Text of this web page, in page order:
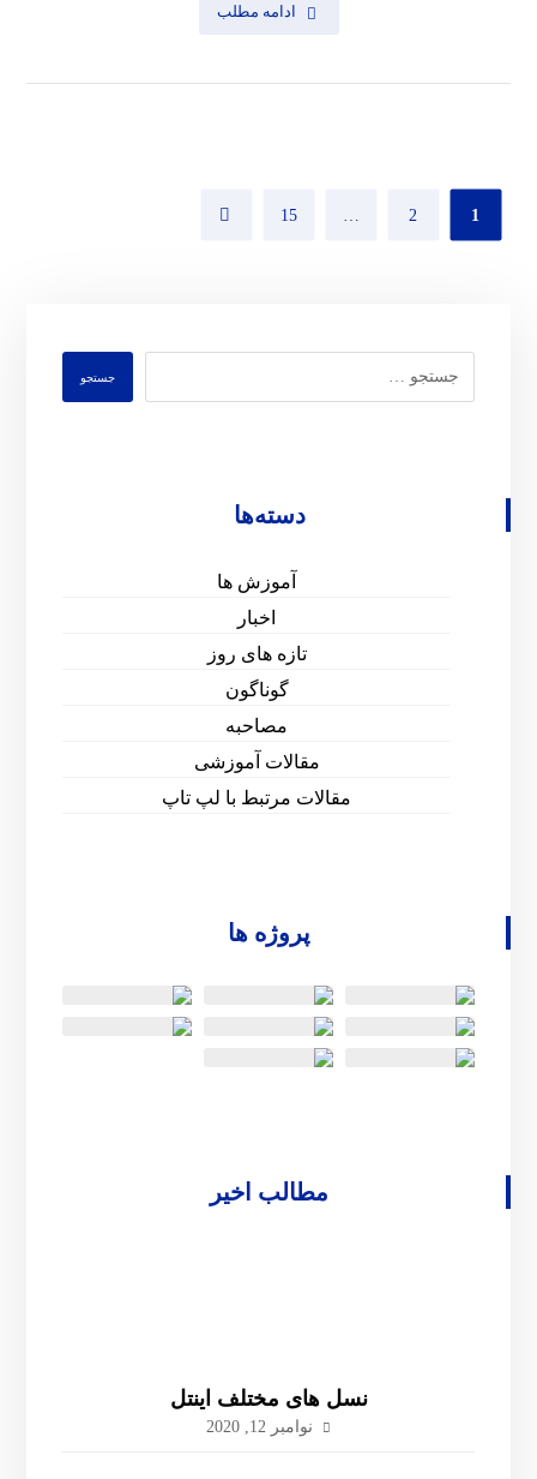
ادامه مطلب
1
2
15
جستجو
دسته‌ها
آموزش ها
اخبار
تازه های روز
گوناگون
مصاحبه
مقالات آموزشی
مقالات مرتبط با لپ تاپ
پروژه ها
مطالب اخیر
نسل های مختلف اینتل
نوامبر 12, 2020